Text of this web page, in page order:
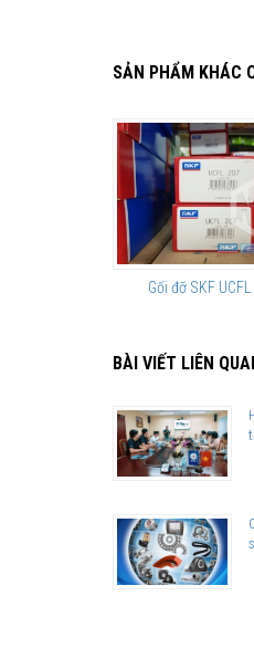
SẢN PHẨM KHÁC
Gối đỡ SKF
BÀI VIẾT LIÊN